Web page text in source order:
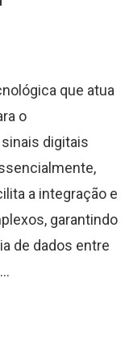
que atua
o
digitais
a integração e
garantindo
de dados entre